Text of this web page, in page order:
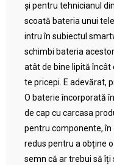
și pentru tehnicianul
scoată bateria unui
intru în subiectul
schimbi bateria
atât de bine lipită încât
te pricepi. E adevărat,
O baterie încorporată
de cap cu carcasa
pentru componente,
redus pentru a obține
semn că ar trebui să